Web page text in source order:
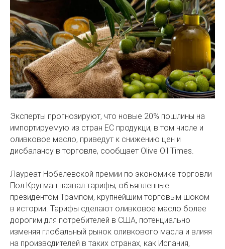
Эксперты прогнозируют, что новые 20% пошлины на
импортируемую из стран ЕС продукци, в том числе и
оливковое масло, приведут к снижению цен и
дисбалансу в торговле, сообщает Olive Oil Times.
Лауреат Нобелевской премии по экономике торговли
Пол Кругман назвал тарифы, объявленные
президентом Трампом, крупнейшим торговым шоком
в истории. Тарифы сделают оливковое масло более
дорогим для потребителей в США, потенциально
изменяя глобальный рынок оливкового масла и влияя
на производителей в таких странах, как Испания,